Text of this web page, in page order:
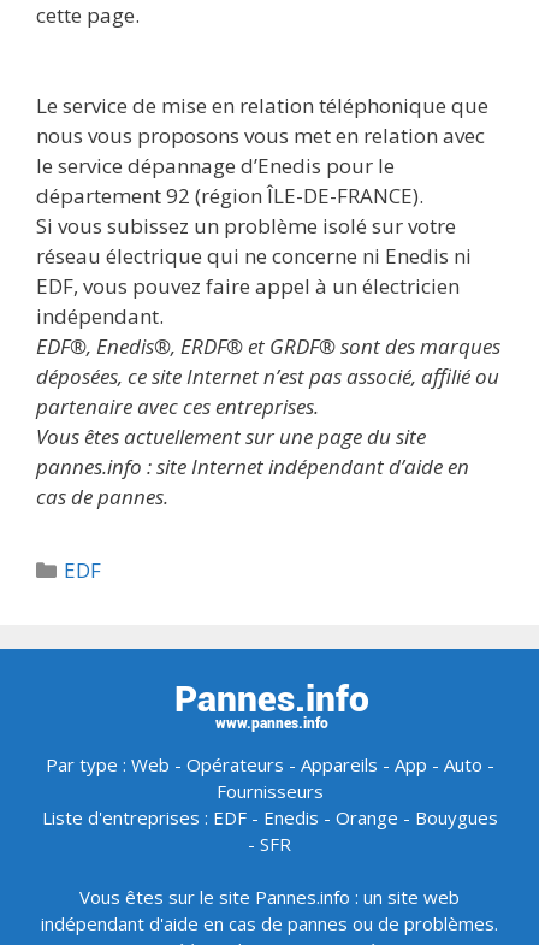
cette page.
Le service de mise en relation téléphonique que
nous vous proposons vous met en relation avec
le service dépannage d’Enedis pour le
département 92 (région ÎLE-DE-FRANCE).
Si vous subissez un problème isolé sur votre
réseau électrique qui ne concerne ni Enedis ni
EDF, vous pouvez faire appel à un électricien
indépendant.
EDF®, Enedis®, ERDF® et GRDF® sont des marques
déposées, ce site Internet n’est pas associé, affilié ou
partenaire avec ces entreprises.
Vous êtes actuellement sur une page du site
pannes.info : site Internet indépendant d’aide en
cas de pannes.
Catégories
EDF
Par type : Web - Opérateurs - Appareils - App - Auto -
Fournisseurs
Liste d'entreprises : EDF- Enedis - Orange - Bouygues
- SFR
Vous êtes sur le site Pannes.info : un site web
indépendant d'aide en cas de pannes ou de problèmes.